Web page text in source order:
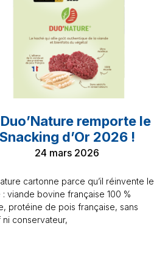
En savoir plus
remporte le
Snacking d’Or 2026 !
24 mars 2026
cartonne parce qu’il réinvente le
: viande bovine française 100 %
protéine de pois française, sans
ni conservateur,